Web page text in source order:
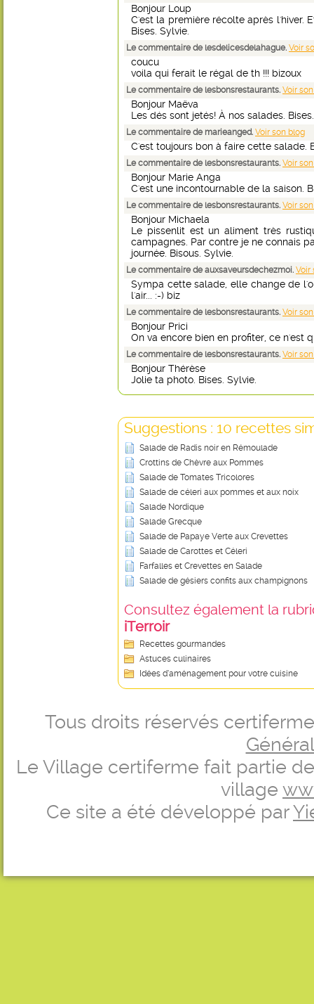
Bonjour Loup
C'est la première récolte après l'hiver.
Bises. Sylvie.
Le commentaire de lesdelicesdelahague. Voir
coucu
voila qui ferait le régal de th !!! bizoux
Le commentaire de lesbonsrestaurants. Voir
Bonjour Maëva
Les dés sont jetés! À nos salades.
Le commentaire de marieanged. Voir son blog
C'est toujours bon à faire cette salade.
Le commentaire de lesbonsrestaurants. Voir
Bonjour Marie Anga
C'est une incontournable de la saison.
Le commentaire de lesbonsrestaurants. Voir
Bonjour Michaela
Le pissenlit est un aliment très
campagnes. Par contre je ne connais
journée. Bisous. Sylvie.
Le commentaire de auxsaveursdechezmoi. Voir
Sympa cette salade, elle change de
l'air... :-) biz
Le commentaire de lesbonsrestaurants. Voir
Bonjour Prici
On va encore bien en profiter, ce n'est
Le commentaire de lesbonsrestaurants. Voir
Bonjour Thérèse
Jolie ta photo. Bises. Sylvie.
Suggestions : 10 recettes
Salade de Radis noir en Rémoulade
Crottins de Chèvre aux Pommes
Salade de Tomates Tricolores
Salade de céleri aux pommes et aux noix
Salade Nordique
Salade Grecque
Salade de Papaye Verte aux Crevettes
Salade de Carottes et Céleri
Farfalles et Crevettes en Salade
Salade de gésiers confits aux champignons
Consultez également la
iTerroir
Recettes gourmandes
Astuces culinaires
Idées d’aménagement pour votre cuisine
Tous droits réservés
Le Village certiferme fait partie
village
Ce site a été développé par